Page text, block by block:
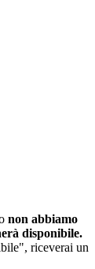
non abbiamo
disponibile.
riceverai un